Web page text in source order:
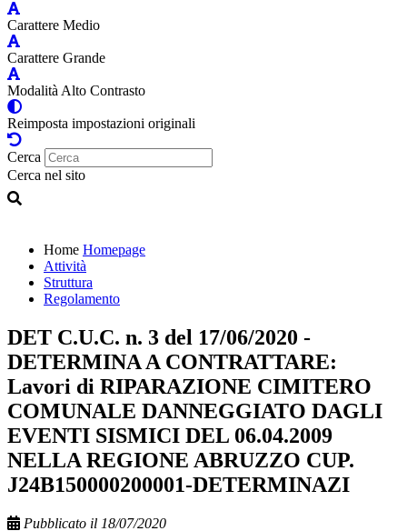
Carattere Medio
Carattere Grande
Modalità Alto Contrasto
Reimposta impostazioni originali
Cerca
Cerca nel sito
Home Homepage
Attività
Struttura
Regolamento
DET C.U.C. n. 3 del 17/06/2020 -
DETERMINA A CONTRATTARE:
Lavori di RIPARAZIONE CIMITERO
COMUNALE DANNEGGIATO DAGLI
EVENTI SISMICI DEL 06.04.2009
NELLA REGIONE ABRUZZO CUP.
J24B150000200001-DETERMINAZI
Pubblicato il 18/07/2020